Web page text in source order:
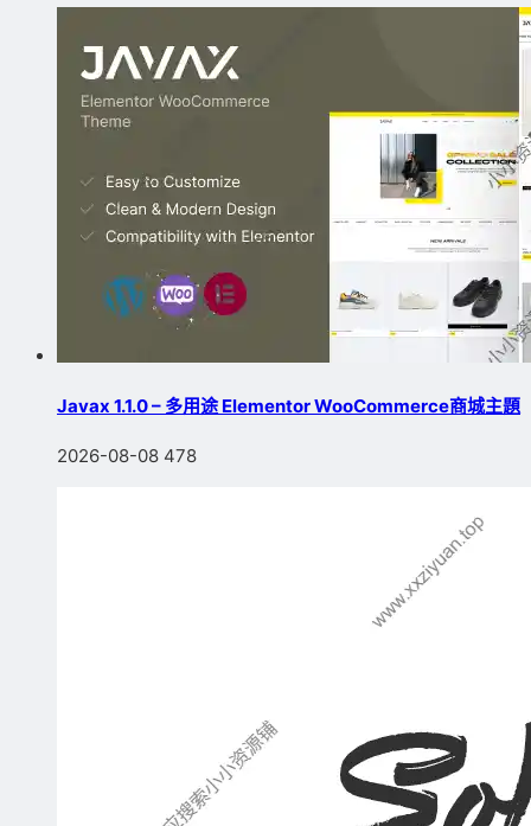
Javax 1.1.0 – 多用途 Elementor WooCommerce商城主題
2026-08-08 478